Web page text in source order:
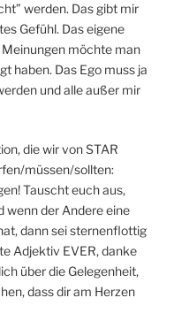
werden. Das gibt mir
Gefühl. Das eigene
möchte man
haben. Das Ego muss ja
und alle außer mir
die wir von STAR
müssen/sollten:
Tauscht euch aus,
wenn der Andere eine
dann sei sternenflottig
Adjektiv EVER, danke
über die Gelegenheit,
dass dir am Herzen